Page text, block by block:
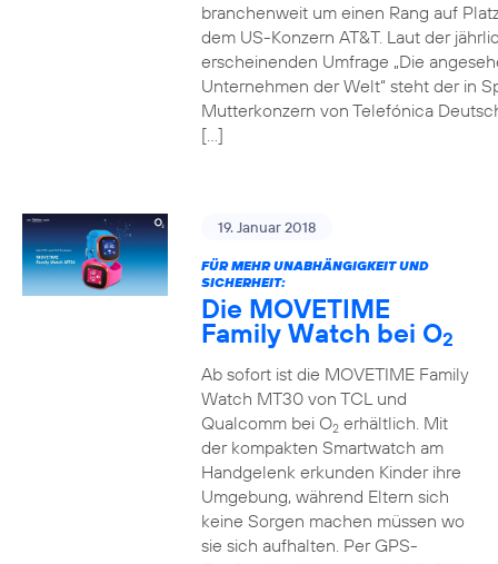
branchenweit um einen Rang auf
dem US-Konzern AT&T. Laut der
erscheinenden Umfrage „Die
Unternehmen der Welt“ steht der in
Mutterkonzern von Telefónica
[…]
19. Januar 2018
FÜR MEHR UNABHÄNGIGKEIT UND
SICHERHEIT:
Die MOVETIME
Family Watch bei O2
Ab sofort ist die MOVETIME Family
Watch MT30 von TCL und
Qualcomm bei O2erhältlich. Mit
der kompakten Smartwatch am
Handgelenk erkunden Kinder ihre
Umgebung, während Eltern sich
keine Sorgen machen müssen wo
sie sich aufhalten. Per GPS-